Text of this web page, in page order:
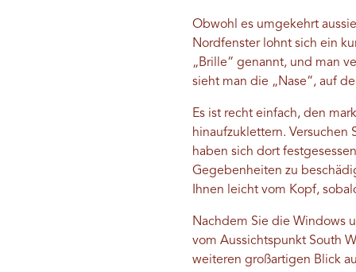
Obwohl es umgekehrt
Nordfenster lohnt sich ein
„Brille“ genannt, und man
sieht man die „Nase“, auf
Es ist recht einfach, den
hinaufzuklettern. Versuchen
haben sich dort
Gegebenheiten zu
Ihnen leicht vom Kopf,
Nachdem Sie die Windows
vom Aussichtspunkt South
weiteren großartigen Blick